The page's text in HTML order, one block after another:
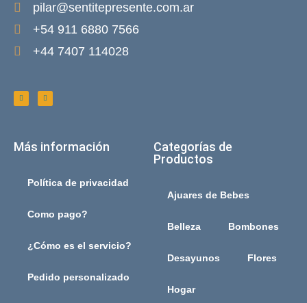
pilar@sentitepresente.com.ar
+54 911 6880 7566
+44 7407 114028
Más información
Política de privacidad
Como pago?
¿Cómo es el servicio?
Pedido personalizado
Categorías de
Productos
Ajuares de Bebes
Belleza Bombones
Desayunos Flores
Hogar